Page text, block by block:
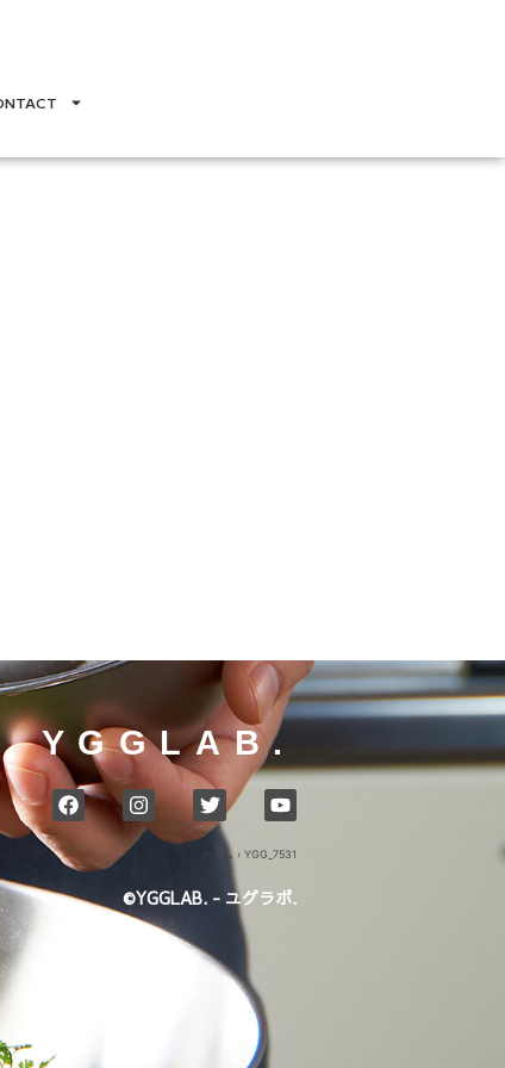
YGGLAB.
ホーム ›YGG_7531
©YGGLAB. - ユグラボ.